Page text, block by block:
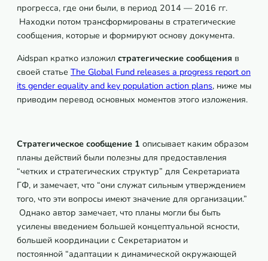
прогресса, где они были, в период 2014 — 2016 гг.
Находки потом трансформированы в стратегические
сообщения, которые и формируют основу документа.
Aidspan кратко изложил стратегические сообщения в
своей статье The Global Fund releases a progress report on
its gender equality and key population action plans, ниже мы
приводим перевод основных моментов этого изложения.
Стратегическое сообщение 1 описывает каким образом
планы действий были полезны для предоставления
“четких и стратегических структур” для Секретариата
ГФ, и замечает, что “они служат сильным утверждением
того, что эти вопросы имеют значение для организации.”
Однако автор замечает, что планы могли бы быть
усилены введением большей концептуальной ясности,
большей координации с Секретариатом и
постоянной “адаптации к динамической окружающей